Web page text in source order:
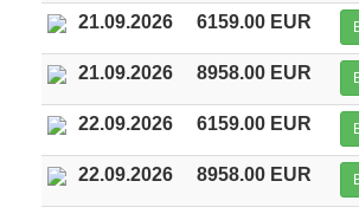
21.09.2026 6159.00 EUR
21.09.2026 8958.00 EUR
22.09.2026 6159.00 EUR
22.09.2026 8958.00 EUR